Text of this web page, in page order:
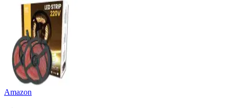
Amazon